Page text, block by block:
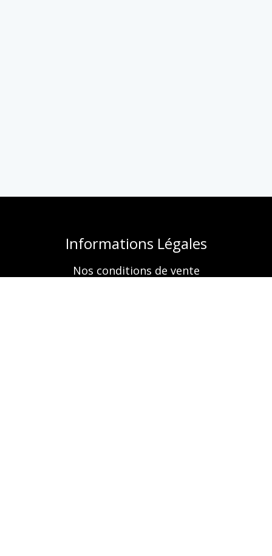
Informations Légales
Nos conditions de vente